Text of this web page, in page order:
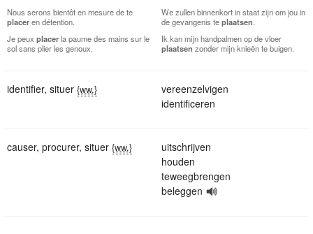
Nous serons bientôt en mesure de te
placeren détention.
We zullen binnenkort in staat zijn om jou in
de gevangenis teplaatsen
Je peux placerla paume des mains sur le
sol sans plier les genoux.
Ik kan mijn handpalmen op de vloer
plaatsen zonder mijn knieën te buigen.
identifier, situer {ww.}
vereenzelvigen
identificeren
causer, procurer, situer {ww.}
uitschrijven
houden
teweegbrengen
beleggen